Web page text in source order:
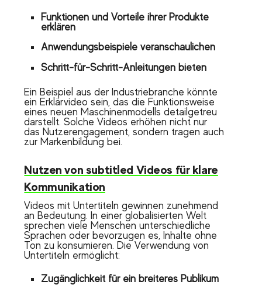
Funktionen und Vorteile ihrer Produkte
erklären
Anwendungsbeispiele veranschaulichen
Schritt-für-Schritt-Anleitungen bieten
Ein Beispiel aus der Industriebranche könnte
ein Erklärvideo sein, das die Funktionsweise
eines neuen Maschinenmodells detailgetreu
darstellt. Solche Videos erhöhen nicht nur
das Nutzerengagement, sondern tragen auch
zur Markenbildung bei.
Nutzen von subtitled Videos für klare
Kommunikation
Videos mit Untertiteln gewinnen zunehmend
an Bedeutung. In einer globalisierten Welt
sprechen viele Menschen unterschiedliche
Sprachen oder bevorzugen es, Inhalte ohne
Ton zu konsumieren. Die Verwendung von
Untertiteln ermöglicht:
Zugänglichkeit für ein breiteres Publikum